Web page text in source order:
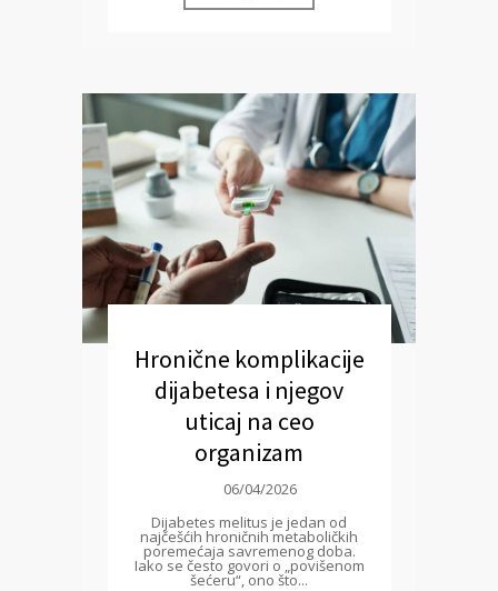
Hronične komplikacije
dijabetesa i njegov
uticaj na ceo
organizam
06/04/2026
Dijabetes melitus je jedan od
najčešćih hroničnih metaboličkih
poremećaja savremenog doba.
Iako se često govori o „povišenom
šećeru“, ono što...